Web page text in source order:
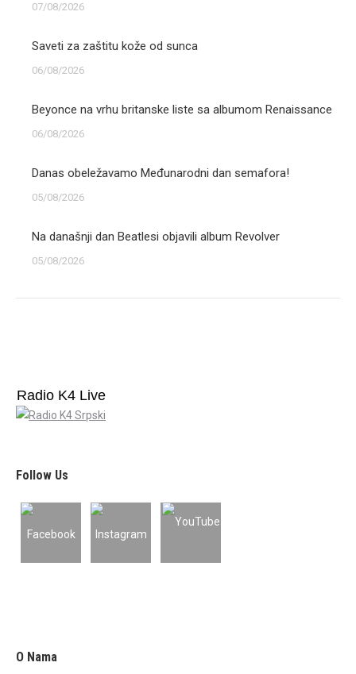
07/08/2026
Saveti za zaštitu kože od sunca
06/08/2026
Beyonce na vrhu britanske liste sa albumom Renaissance
06/08/2026
Danas obeležavamo Međunarodni dan semafora!
05/08/2026
Na današnji dan Beatlesi objavili album Revolver
05/08/2026
Radio K4 Live
Follow Us
O Nama